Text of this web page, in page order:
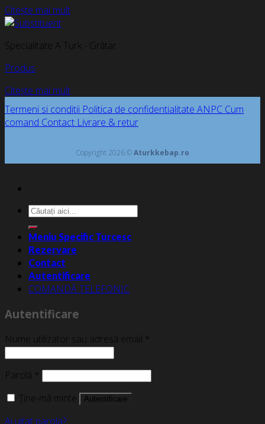
Citește mai mult
Specialitate A Turk - Grătar
Produs
Citește mai mult
Termeni si conditii Politica de confidentialitate ANPC Cum
comand Contact Livrare & retur
Copyright 2026 ©Aturkkebap.ro
Caută
după:
Meniu Specific Turcesc
Rezervare
Contact
Autentificare
COMANDĂ TELEFONIC
Autentificare
Nume utilizator sau adresă email *
Parolă *
Ține-mă minte
Autentificare
Ai uitat parola?